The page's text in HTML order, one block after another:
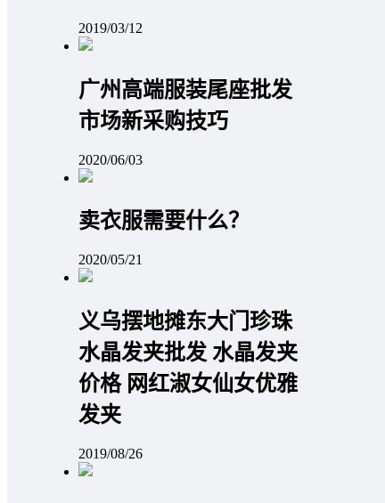
2019/03/12
广州高端服装尾座批发
市场新采购技巧
2020/06/03
卖衣服需要什么？
2020/05/21
义乌摆地摊东大门珍珠
水晶发夹批发 水晶发夹
价格 网红淑女仙女优雅
发夹
2019/08/26